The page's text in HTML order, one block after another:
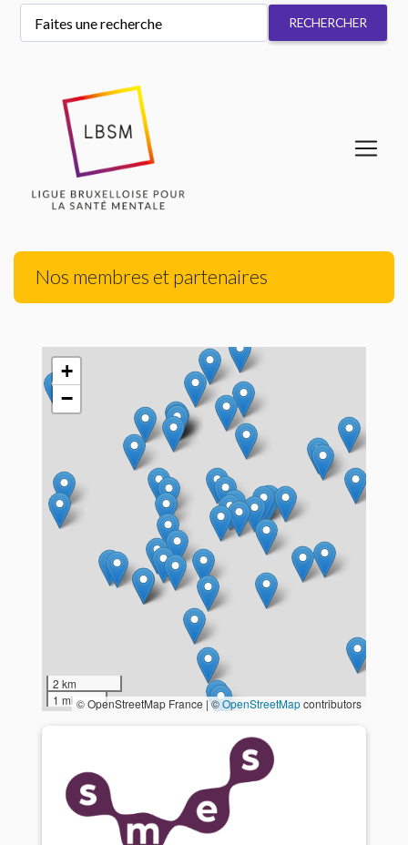
Nos membres et partenaires
+
−
2 km
1 mi © OpenStreetMap France | ©OpenStreetMapcontributors